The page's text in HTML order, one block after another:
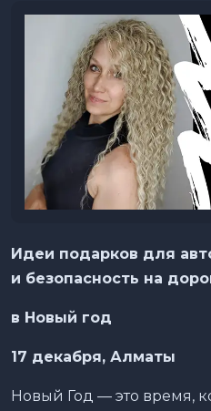
Идеи подарков для
и безопасность на
в Новый год
17 декабря, Алматы
Новый Год — это время,